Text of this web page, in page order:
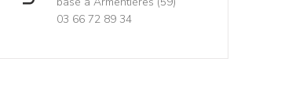
03 66 72 89 34